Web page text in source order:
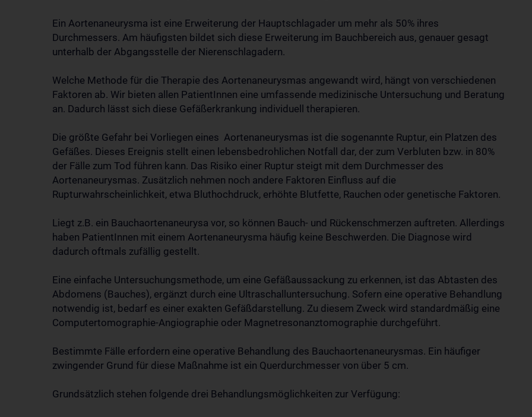
Ein Aortenaneurysma ist eine Erweiterung der Hauptschlagader um mehr als 50% ihres
Durchmessers. Am häufigsten bildet sich diese Erweiterung im Bauchbereich aus, genauer gesagt
unterhalb der Abgangsstelle der Nierenschlagadern.
Welche Methode für die Therapie des Aortenaneurysmas angewandt wird, hängt von verschiedenen
Faktoren ab. Wir bieten allen PatientInnen eine umfassende medizinische Untersuchung und Beratung
an. Dadurch lässt sich diese Gefäßerkrankung individuell therapieren.
Die größte Gefahr bei Vorliegen eines Aortenaneurysmas ist die sogenannte Ruptur, ein Platzen des
Gefäßes. Dieses Ereignis stellt einen lebensbedrohlichen Notfall dar, der zum Verbluten bzw. in 80%
der Fälle zum Tod führen kann. Das Risiko einer Ruptur steigt mit dem Durchmesser des
Aortenaneurysmas. Zusätzlich nehmen noch andere Faktoren Einfluss auf die
Rupturwahrscheinlichkeit, etwa Bluthochdruck, erhöhte Blutfette, Rauchen oder genetische Faktoren.
Liegt z.B. ein Bauchaortenaneurysa vor, so können Bauch- und Rückenschmerzen auftreten. Allerdings
haben PatientInnen mit einem Aortenaneurysma häufig keine Beschwerden. Die Diagnose wird
dadurch oftmals zufällig gestellt.
Eine einfache Untersuchungsmethode, um eine Gefäßaussackung zu erkennen, ist das Abtasten des
Abdomens (Bauches), ergänzt durch eine Ultraschalluntersuchung. Sofern eine operative Behandlung
notwendig ist, bedarf es einer exakten Gefäßdarstellung. Zu diesem Zweck wird standardmäßig eine
Computertomographie-Angiographie oder Magnetresonanztomographie durchgeführt.
Bestimmte Fälle erfordern eine operative Behandlung des Bauchaortenaneurysmas. Ein häufiger
zwingender Grund für diese Maßnahme ist ein Querdurchmesser von über 5 cm.
Grundsätzlich stehen folgende drei Behandlungsmöglichkeiten zur Verfügung: